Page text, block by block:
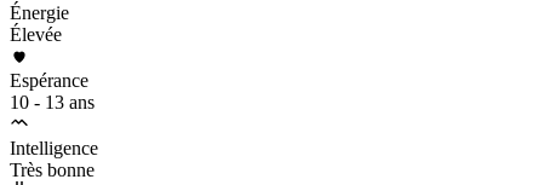
Énergie
Élevée
Espérance
10 - 13 ans
Intelligence
Très bonne